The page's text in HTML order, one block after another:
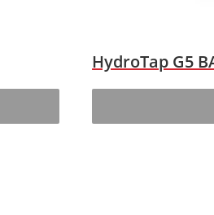
HydroTap G5